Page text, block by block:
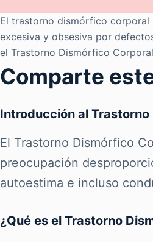
El trastorno dismórfico corporal
excesiva y obsesiva por
el Trastorno Dismórfico
Comparte
Introducción al
El Trastorno Dismórfico
preocupación
autoestima e incluso
¿Qué es el Trastorno